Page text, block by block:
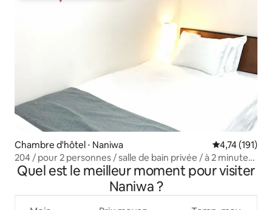
Chambre d'hôtel ⋅ Naniwa Évaluation
4,74 (191)
204 / pour 2 personnes / salle de bain privée / à 2 minutes
de la station Ebisu-cho / à 2 minutes à pied de Tsūtenkaku
/ à 50 minutes de l'aéroport du Kansai / Orange
Quel est le meilleur moment pour visiter
Naniwa ?